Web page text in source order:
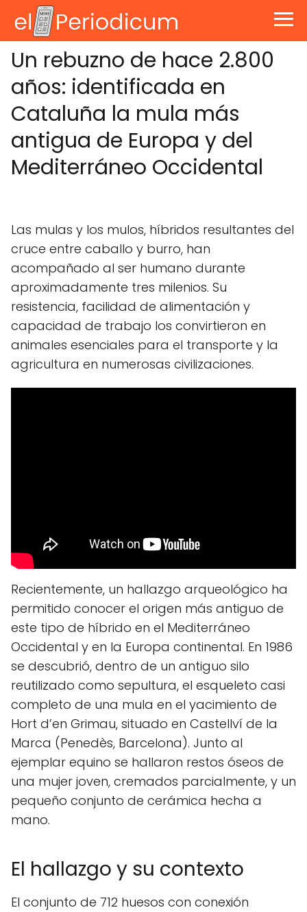
Un rebuzno de hace 2.800
años: identificada en
Cataluña la mula más
antigua de Europa y del
Mediterráneo Occidental
Las mulas y los mulos, híbridos resultantes del
cruce entre caballo y burro, han
acompañado al ser humano durante
aproximadamente tres milenios. Su
resistencia, facilidad de alimentación y
capacidad de trabajo los convirtieron en
animales esenciales para el transporte y la
agricultura en numerosas civilizaciones.
Recientemente, un hallazgo arqueológico ha
permitido conocer el origen más antiguo de
este tipo de híbrido en el Mediterráneo
Occidental y en la Europa continental. En 1986
se descubrió, dentro de un antiguo silo
reutilizado como sepultura, el esqueleto casi
completo de una mula en el yacimiento de
Hort d’en Grimau, situado en Castellví de la
Marca (Penedès, Barcelona). Junto al
ejemplar equino se hallaron restos óseos de
una mujer joven, cremados parcialmente, y un
pequeño conjunto de cerámica hecha a
mano.
El hallazgo y su contexto
El conjunto de 712 huesos con conexión